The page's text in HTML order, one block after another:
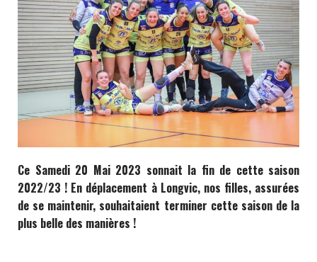
Ce Samedi 20 Mai 2023 sonnait la fin de cette saison
2022/23 ! En déplacement à Longvic, nos filles, assurées
de se maintenir, souhaitaient terminer cette saison de la
plus belle des manières !